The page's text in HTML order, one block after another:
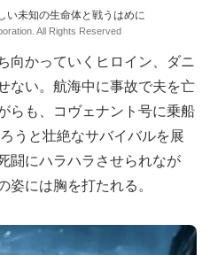
い未知の生命体と戦うはめに
All Rights Reserved
向かっていくヒロイン、ダニ
ない。航海中に事故で夫を亡
らも、コヴェナント号に乗船
うと壮絶なサバイバルを展
闘にハラハラさせられなが
姿には胸を打たれる。